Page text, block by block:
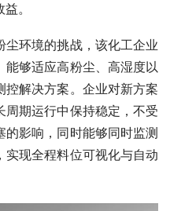
。
环境的挑战，该化工企业
够适应高粉尘、高湿度以
控解决方案。企业对新方案
期运行中保持稳定，不受
影响，同时能够同时监测
现全程料位可视化与自动